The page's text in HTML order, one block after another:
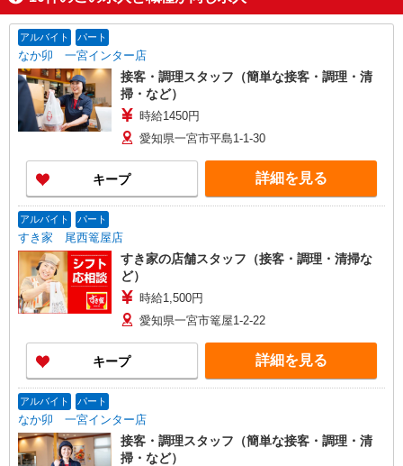
アルバイト パート
なか卯 一宮インター店
接客・調理スタッフ（簡単な接客・調理・清
掃・など）
時給1450円
愛知県一宮市平島1-1-30
キープ 詳細を見る
アルバイト パート
すき家 尾西篭屋店
すき家の店舗スタッフ（接客・調理・清掃な
ど）
時給1,500円
愛知県一宮市篭屋1-2-22
キープ 詳細を見る
アルバイト パート
なか卯 一宮インター店
接客・調理スタッフ（簡単な接客・調理・清
掃・など）